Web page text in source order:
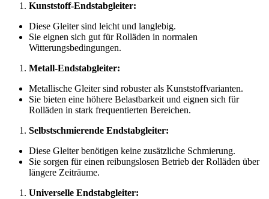
Kunststoff-Endstabgleiter:
Diese Gleiter sind leicht und langlebig.
Sie eignen sich gut für Rolläden in normalen
Witterungsbedingungen.
Metall-Endstabgleiter:
Metallische Gleiter sind robuster als Kunststoffvarianten.
Sie bieten eine höhere Belastbarkeit und eignen sich für
Rolläden in stark frequentierten Bereichen.
Selbstschmierende Endstabgleiter:
Diese Gleiter benötigen keine zusätzliche Schmierung.
Sie sorgen für einen reibungslosen Betrieb der Rolläden über
längere Zeiträume.
Universelle Endstabgleiter: